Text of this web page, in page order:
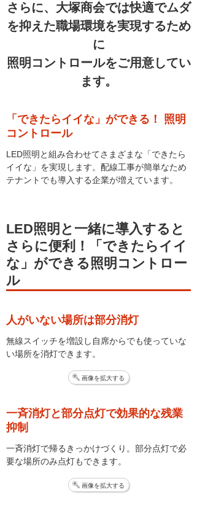
さらに、大塚商会では快適でムダ
を抑えた職場環境を実現するため
に
照明コントロールをご用意してい
ます。
「できたらイイな」ができる！ 照明
コントロール
LED照明と組み合わせてさまざまな「できたら
イイな」を実現します。配線工事が簡単なため
テナントでも導入する企業が増えています。
LED照明と一緒に導入すると
さらに便利！
「できたらイイ
な」ができる照明コントロー
ル
人がいない場所は部分消灯
無線スイッチを増設し自席からでも使っていな
い場所を消灯できます。
画像を拡大する
一斉消灯と部分点灯で効果的な残業
抑制
一斉消灯で帰るきっかけづくり。部分点灯で必
要な場所のみ点灯もできます。
画像を拡大する